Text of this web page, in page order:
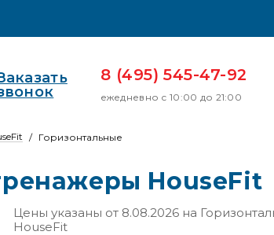
8 (495) 545-47-92
ежедневно с 10:00 до 21:00
Горизонтальные
HouseFit
Цены указаны от 8.08.2026 на
HouseFit